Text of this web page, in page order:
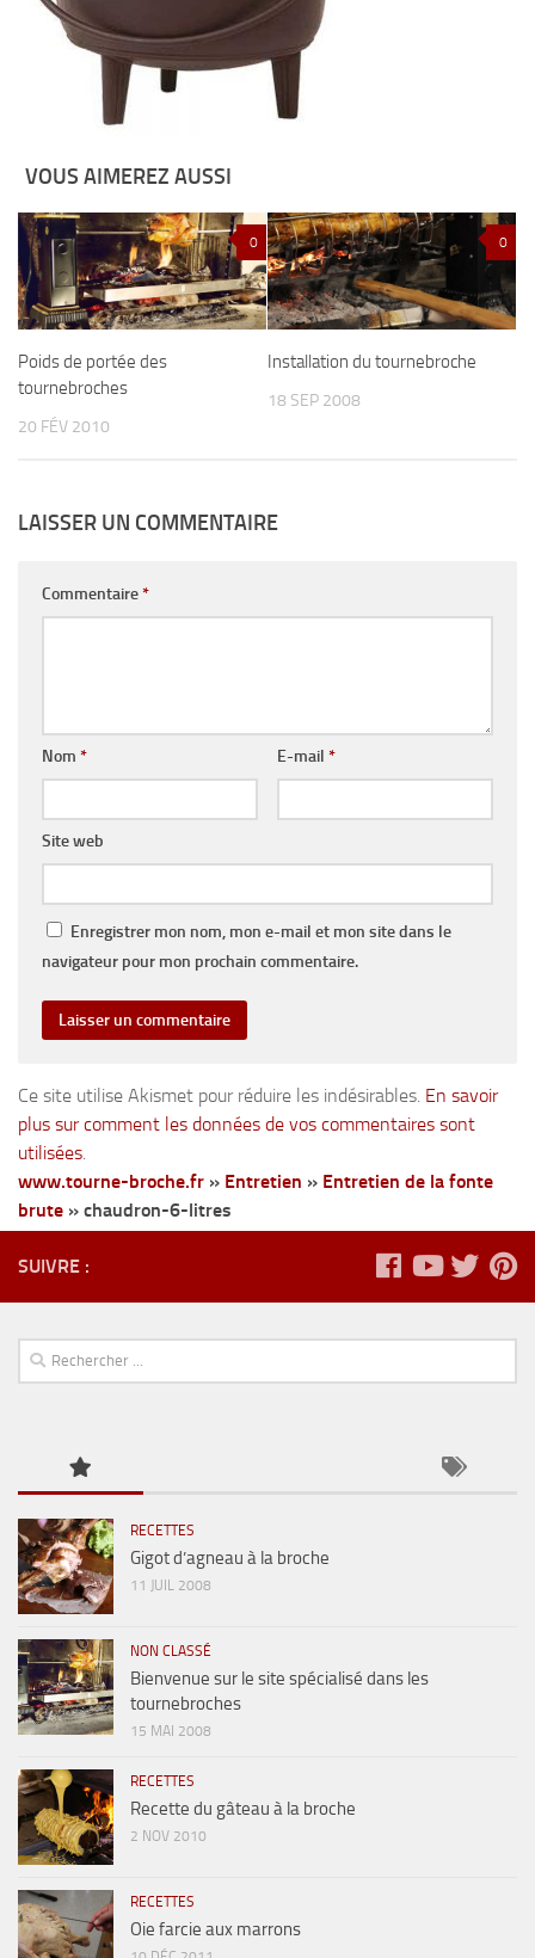
VOUS AIMEREZ AUSSI
0
Poids de portée des
tournebroches
20 FÉV 2010
0
Installation du tournebroche
18 SEP 2008
LAISSER UN COMMENTAIRE
Commentaire*
Nom * E-mail *
Site web
Enregistrer mon nom, mon e-mail et mon site dans le
navigateur pour mon prochain commentaire.
Ce site utilise Akismet pour réduire les indésirables. En savoir
plus sur comment les données de vos commentaires sont
utilisées.
www.tourne-broche.fr » Entretien » Entretien de la fonte
brute » chaudron-6-litres
SUIVRE :
RECETTES
Gigot d’agneau à la broche
11 JUIL 2008
NON CLASSÉ
Bienvenue sur le site spécialisé dans les
tournebroches
15 MAI 2008
RECETTES
Recette du gâteau à la broche
2 NOV 2010
RECETTES
Oie farcie aux marrons